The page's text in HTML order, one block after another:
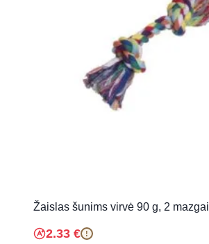
Žaislas šunims virvė 90 g, 2 mazgai
2.33 € !